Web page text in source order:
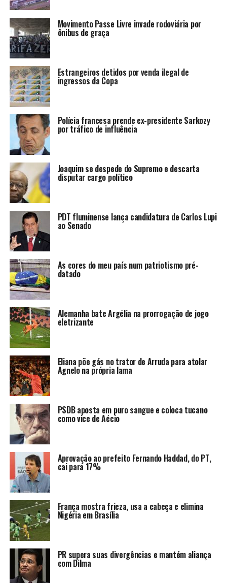
Movimento Passe Livre invade rodoviária por
ônibus de graça
Estrangeiros detidos por venda ilegal de
ingressos da Copa
Polícia francesa prende ex-presidente Sarkozy
por tráfico de influência
Joaquim se despede do Supremo e descarta
disputar cargo político
PDT fluminense lança candidatura de Carlos Lupi
ao Senado
As cores do meu país num patriotismo pré-
datado
Alemanha bate Argélia na prorrogação de jogo
eletrizante
Eliana põe gás no trator de Arruda para atolar
Agnelo na própria lama
PSDB aposta em puro sangue e coloca tucano
como vice de Aécio
Aprovação ao prefeito Fernando Haddad, do PT,
cai para 17%
França mostra frieza, usa a cabeça e elimina
Nigéria em Brasília
PR supera suas divergências e mantém aliança
com Dilma